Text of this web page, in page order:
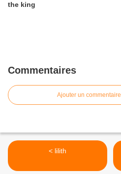
the king
Commentaires
Ajouter un commentaire
< lilith